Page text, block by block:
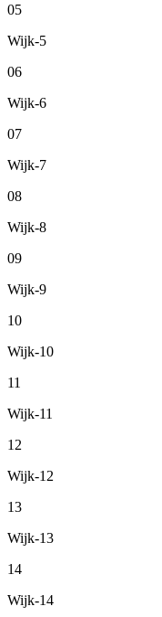
05
Wijk-5
06
Wijk-6
07
Wijk-7
08
Wijk-8
09
Wijk-9
10
Wijk-10
11
Wijk-11
12
Wijk-12
13
Wijk-13
14
Wijk-14